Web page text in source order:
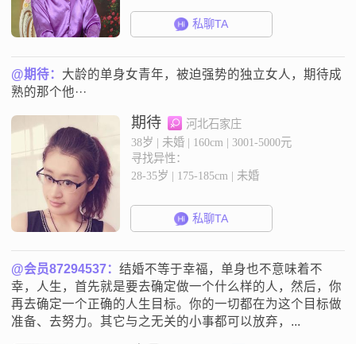
私聊TA
@期待： 大龄的单身女青年，被迫强势的独立女人，期待成
熟的那个他···
期待
河北石家庄
38岁 | 未婚 | 160cm | 3001-5000元
寻找异性：
28-35岁 | 175-185cm | 未婚
私聊TA
@会员87294537：结婚不等于幸福，单身也不意味着不
幸，人生，首先就是要去确定做一个什么样的人，然后，你
再去确定一个正确的人生目标。你的一切都在为这个目标做
准备、去努力。其它与之无关的小事都可以放弃，...